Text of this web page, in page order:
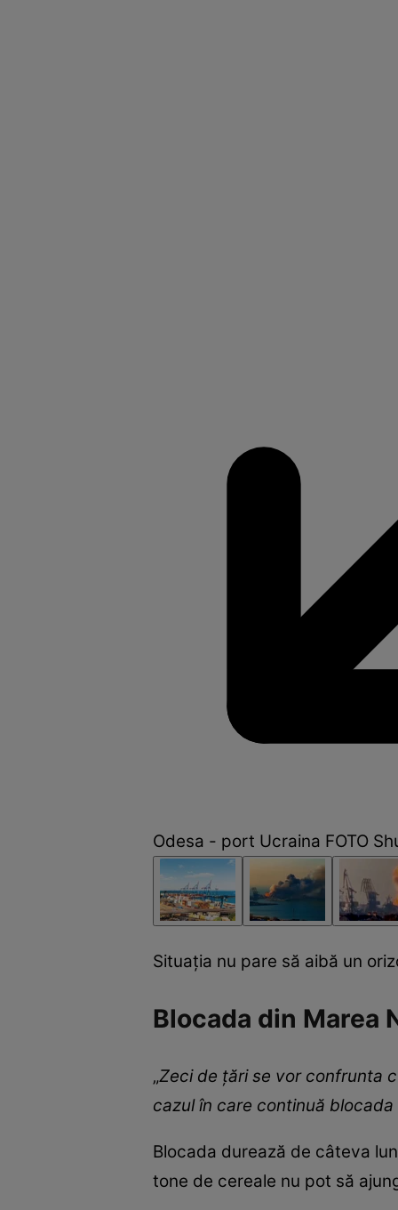
Odesa - port Ucraina FOTO
Situația nu pare să aibă un
Blocada din Marea
„Zeci de țări se vor confrunta
cazul în care continuă
Blocada durează de câteva
tone de cereale nu pot să